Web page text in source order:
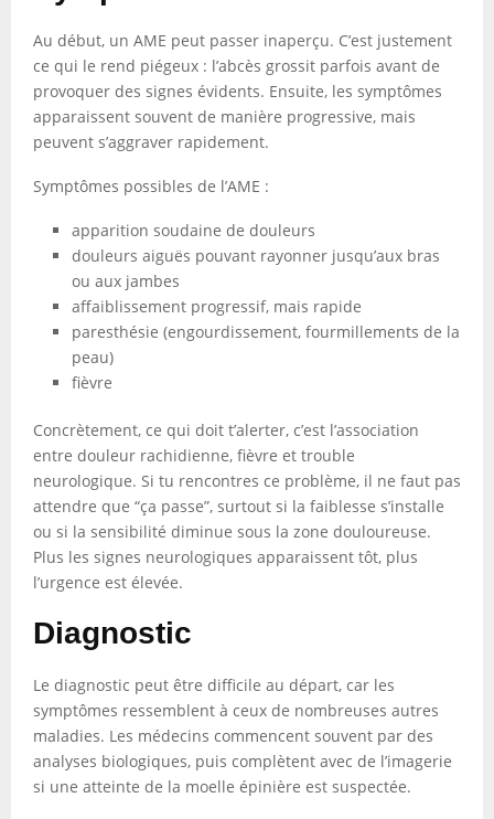
Au début, un AME peut passer inaperçu. C’est justement
ce qui le rend piégeux : l’abcès grossit parfois avant de
provoquer des signes évidents. Ensuite, les symptômes
apparaissent souvent de manière progressive, mais
peuvent s’aggraver rapidement.
Symptômes possibles de l’AME :
apparition soudaine de douleurs
douleurs aiguës pouvant rayonner jusqu’aux bras
ou aux jambes
affaiblissement progressif, mais rapide
paresthésie (engourdissement, fourmillements de la
peau)
fièvre
Concrètement, ce qui doit t’alerter, c’est l’association
entre douleur rachidienne, fièvre et trouble
neurologique. Si tu rencontres ce problème, il ne faut pas
attendre que “ça passe”, surtout si la faiblesse s’installe
ou si la sensibilité diminue sous la zone douloureuse.
Plus les signes neurologiques apparaissent tôt, plus
l’urgence est élevée.
Diagnostic
Le diagnostic peut être difficile au départ, car les
symptômes ressemblent à ceux de nombreuses autres
maladies. Les médecins commencent souvent par des
analyses biologiques, puis complètent avec de l’imagerie
si une atteinte de la moelle épinière est suspectée.